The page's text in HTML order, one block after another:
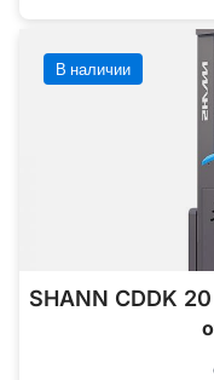
В наличии
SHANN CDDK